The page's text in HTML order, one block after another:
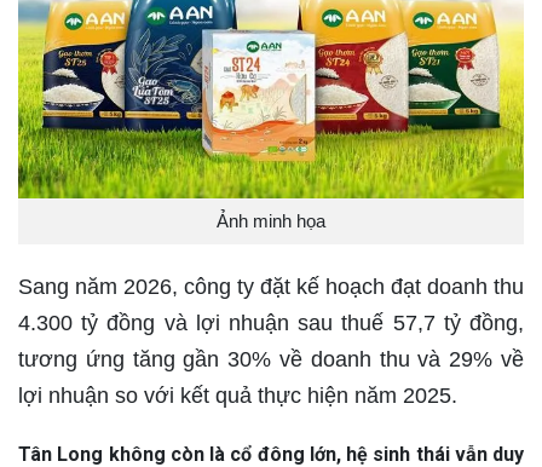
Ảnh minh họa
Sang năm 2026, công ty đặt kế hoạch đạt doanh thu
4.300 tỷ đồng và lợi nhuận sau thuế 57,7 tỷ đồng,
tương ứng tăng gần 30% về doanh thu và 29% về
lợi nhuận so với kết quả thực hiện năm 2025.
Tân Long không còn là cổ đông lớn, hệ sinh thái vẫn duy